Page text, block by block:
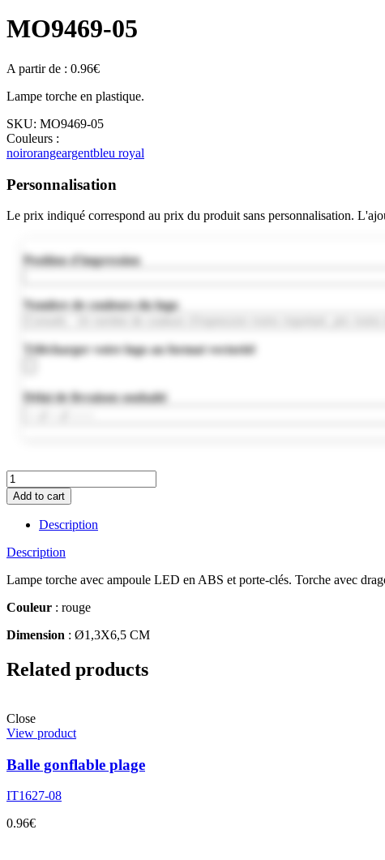
MO9469-05
A partir de : 0.96€
Lampe torche en plastique.
SKU: MO9469-05
Couleurs :
noirorangeargentbleu royal
Personnalisation
Le prix indiqué correspond au prix du produit sans personnalisation.
Position d'impression
Nombre de couleurs du logo
Télécharger votre logo au format vectoriel
Délai de livraison souhaité
MO9469-
05
quantity
Add to cart
Description
Description
Lampe torche avec ampoule LED en ABS et porte-clés. Torche avec
Couleur : rouge
Dimension : Ø1,3X6,5 CM
Related products
Close
View product
Balle gonflable plage
IT1627-08
0.96€